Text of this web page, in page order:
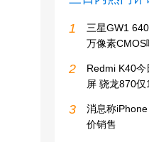
1
三星GW1
万像素CMOS
2
Redmi K40
屏 骁龙870
3
消息称
价销售